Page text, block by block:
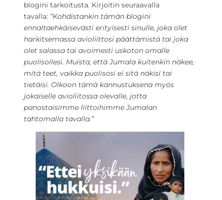
blogini tarkoitusta. Kirjoitin seuraavalla
tavalla: ”Kohdistankin tämän blogini
ennaltaehkäisevästi erityisesti sinulle, joka olet
harkitsemassa avioliittosi päättämistä tai joka
olet salassa tai avoimesti uskoton omalle
puolisollesi. Muista, että Jumala kuitenkin näkee,
mitä teet, vaikka puolisosi ei sitä näkisi tai
tietäisi. Olkoon tämä kannustuksena myös
jokaiselle avioliitossa olevalle, jotta
panostaisimme liittoihimme Jumalan
tahtomalla tavalla.”